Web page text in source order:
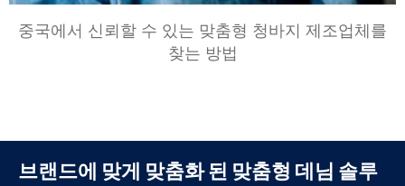
중국에서 신뢰할 수 있는 맞춤형 청바지 제조업체를
찾는 방법
브랜드에 맞게 맞춤화 된 맞춤형 데님 솔루